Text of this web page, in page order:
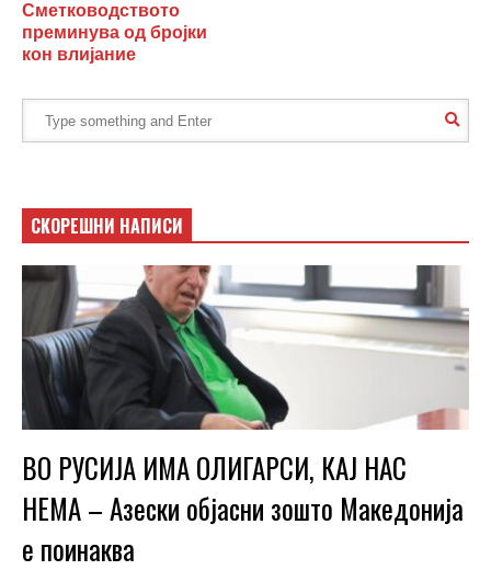
Сметководството
преминува од бројки
кон влијание
СКОРЕШНИ НАПИСИ
ВО РУСИЈА ИМА ОЛИГАРСИ, КАЈ НАС
НЕМА – Азески објасни зошто Македонија
е поинаква